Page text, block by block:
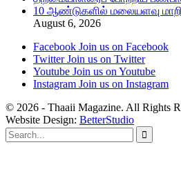
10 ஆண்டுகளில் மலையளவு
August 6, 2026
Facebook Join us on Facebook
Twitter Join us on Twitter
Youtube Join us on Youtube
Instagram Join us on Instagram
© 2026 - Thaaii Magazine. All Rights
Website Design: BetterStudio